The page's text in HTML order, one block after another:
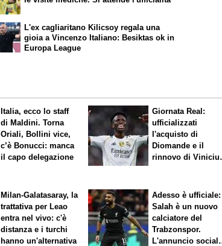
L'ex cagliaritano Kilicsoy regala una
gioia a Vincenzo Italiano: Besiktas ok in
Europa League
Italia, ecco lo staff
di Maldini. Torna
Oriali, Bollini vice,
c’è Bonucci: manca
il capo delegazione
Giornata Real:
ufficializzati
l'acquisto di
Diomande e il
rinnovo di
Milan-Galatasaray, la
trattativa per Leao
entra nel vivo: c'è
distanza e i turchi
hanno un'alternativa
Adesso è ufficiale:
Salah è un nuovo
calciatore del
Trabzonspor.
L'annuncio social